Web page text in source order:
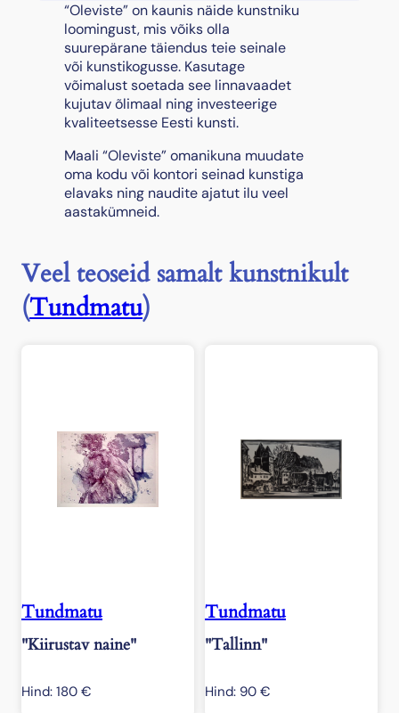
“Oleviste” on kaunis näide kunstniku
loomingust, mis võiks olla
suurepärane täiendus teie seinale
või kunstikogusse. Kasutage
võimalust soetada see linnavaadet
kujutav õlimaal ning investeerige
kvaliteetsesse Eesti kunsti.
Maali “Oleviste” omanikuna muudate
oma kodu või kontori seinad kunstiga
elavaks ning naudite ajatut ilu veel
aastakümneid.
Veel teoseid samalt kunstnikult
(Tundmatu)
Tundmatu
"Kiirustav naine"
Hind: 180 €
Tundmatu
"Tallinn"
Hind: 90 €